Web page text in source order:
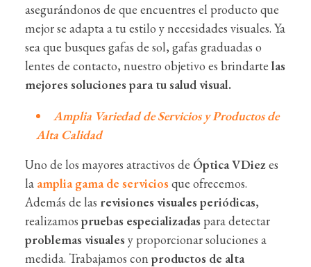
asegurándonos de que encuentres el producto que
mejor se adapta a tu estilo y necesidades visuales. Ya
sea que busques gafas de sol, gafas graduadas o
lentes de contacto, nuestro objetivo es brindarte las
mejores soluciones para tu salud visual.
Amplia Variedad de Servicios y Productos de
Alta Calidad
Uno de los mayores atractivos de Óptica VDiezes
la amplia gama de serviciosque ofrecemos.
Además de las revisiones visuales periódicas,
realizamos pruebas especializadas para detectar
problemas visuales y proporcionar soluciones a
medida. Trabajamos con productos de alta